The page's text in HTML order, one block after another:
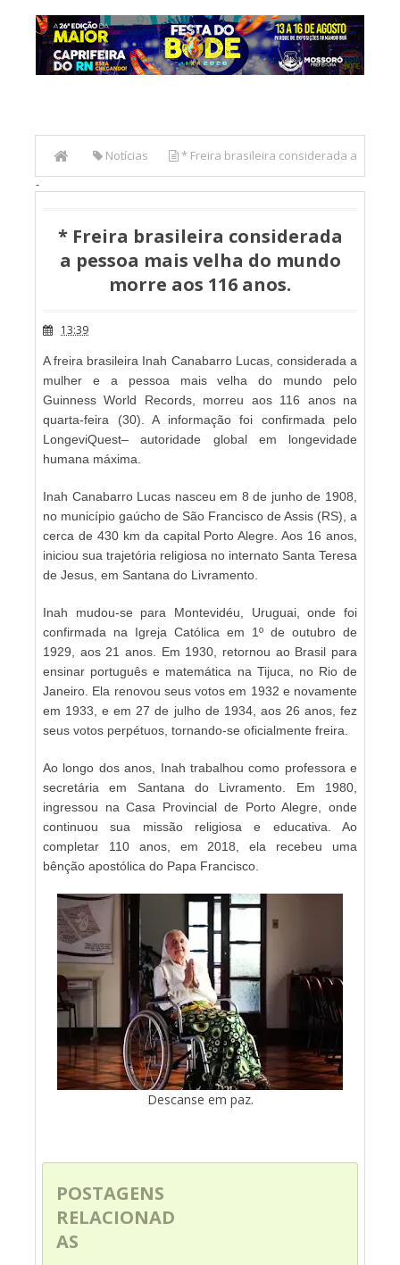
Notícias * Freira brasileira considerada a
pessoa mais velha do mundo morre aos 116 anos.
-
* Freira brasileira considerada
a pessoa mais velha do mundo
morre aos 116 anos.
13:39
A freira brasileira Inah Canabarro Lucas, considerada a
mulher e a pessoa mais velha do mundo pelo
Guinness World Records, morreu aos 116 anos na
quarta-feira (30). A informação foi confirmada pelo
LongeviQuest– autoridade global em longevidade
humana máxima.
Inah Canabarro Lucas nasceu em 8 de junho de 1908,
no município gaúcho de São Francisco de Assis (RS), a
cerca de 430 km da capital Porto Alegre. Aos 16 anos,
iniciou sua trajetória religiosa no internato Santa Teresa
de Jesus, em Santana do Livramento.
Inah mudou-se para Montevidéu, Uruguai, onde foi
confirmada na Igreja Católica em 1º de outubro de
1929, aos 21 anos. Em 1930, retornou ao Brasil para
ensinar português e matemática na Tijuca, no Rio de
Janeiro. Ela renovou seus votos em 1932 e novamente
em 1933, e em 27 de julho de 1934, aos 26 anos, fez
seus votos perpétuos, tornando-se oficialmente freira.
Ao longo dos anos, Inah trabalhou como professora e
secretária em Santana do Livramento. Em 1980,
ingressou na Casa Provincial de Porto Alegre, onde
continuou sua missão religiosa e educativa. Ao
completar 110 anos, em 2018, ela recebeu uma
bênção apostólica do Papa Francisco.
Descanse em paz.
POSTAGENS
RELACIONAD
AS